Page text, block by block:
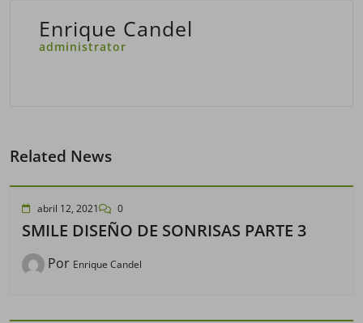
Enrique Candel
administrator
Related News
abril 12, 2021 0
SMILE DISEÑO DE SONRISAS PARTE 3
Por Enrique Candel